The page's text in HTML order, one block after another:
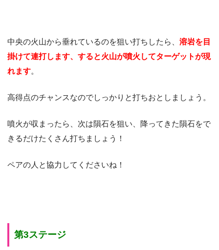
中央の火山から垂れているのを狙い打ちしたら、 溶岩を目
掛けて連打します、すると火山が噴火してターゲットが現
れます。
高得点のチャンスなのでしっかりと打ちおとしましょう。
噴火が収まったら、次は隕石を狙い、降ってきた隕石をで
きるだけたくさん打ちましょう！
ペアの人と協力してくださいね！
第3ステージ